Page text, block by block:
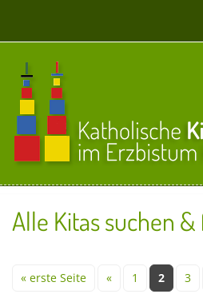
Alle Kitas suchen
Seiten
« erste Seite « 1 2 3